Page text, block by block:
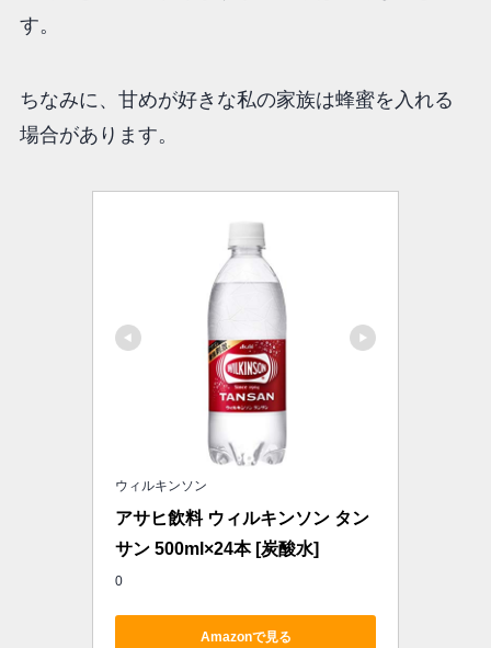
す。
ちなみに、甘めが好きな私の家族は蜂蜜を入れる
場合があります。
ウィルキンソン
アサヒ飲料 ウィルキンソン タン
サン 500ml×24本 [炭酸水]
0
Amazonで見る